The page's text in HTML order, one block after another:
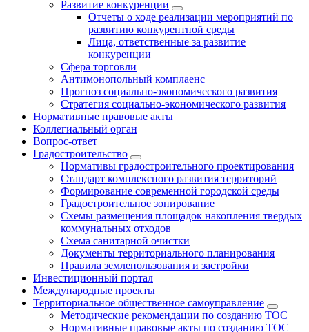
Развитие конкуренции
Отчеты о ходе реализации мероприятий по
развитию конкурентной среды
Лица, ответственные за развитие
конкуренции
Сфера торговли
Антимонопольный комплаенс
Прогноз социально-экономического развития
Стратегия социально-экономического развития
Нормативные правовые акты
Коллегиальный орган
Вопрос-ответ
Градостроительство
Нормативы градостроительного проектирования
Стандарт комплексного развития территорий
Формирование современной городской среды
Градостроительное зонирование
Схемы размещения площадок накопления твердых
коммунальных отходов
Схема санитарной очистки
Документы территориального планирования
Правила землепользования и застройки
Инвестиционный портал
Международные проекты
Территориальное общественное самоуправление
Методические рекомендации по созданию ТОС
Нормативные правовые акты по созданию ТОС